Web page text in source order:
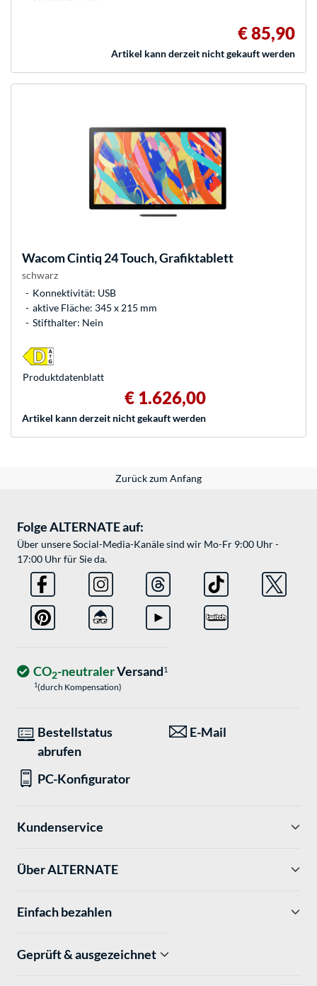
€ 85,90
Artikel kann derzeit nicht gekauft werden
WacomCintiq 24 Touch, Grafiktablett
schwarz
Konnektivität: USB
aktive Fläche: 345 x 215 mm
Stifthalter: Nein
€ 1.626,00
Artikel kann derzeit nicht gekauft werden
Produkt­datenblatt
Zurück zum Anfang
Folge ALTERNATE auf:
Über unsere Social-Media-Kanäle sind wir Mo-Fr 9:00 Uhr -
17:00 Uhr für Sie da.
CO2-neutralerVersand1
1(durch Kompensation)
Bestellstatus
abrufen
E-Mail
PC-Konfigurator
Kundenservice
Über ALTERNATE
Einfach bezahlen
Geprüft & ausgezeichnet